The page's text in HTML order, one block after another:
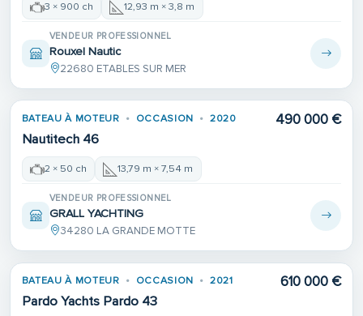
3 × 900 ch 12,93 m × 3,8 m
VENDEUR PROFESSIONNEL
Rouxel Nautic
22680 ETABLES SUR MER
BATEAU À MOTEUR OCCASION 2020
Nautitech 46
490 000 €
2 × 50 ch 13,79 m × 7,54 m
VENDEUR PROFESSIONNEL
GRALL YACHTING
34280 LA GRANDE MOTTE
BATEAU À MOTEUR OCCASION 2021
Pardo Yachts Pardo 43
610 000 €